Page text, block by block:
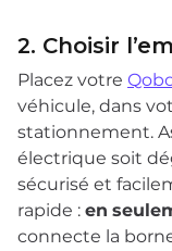
2. Choisir
Placez votre
véhicule, dans
stationnement.
électrique soit
sécurisé et
rapide : en
connecte la